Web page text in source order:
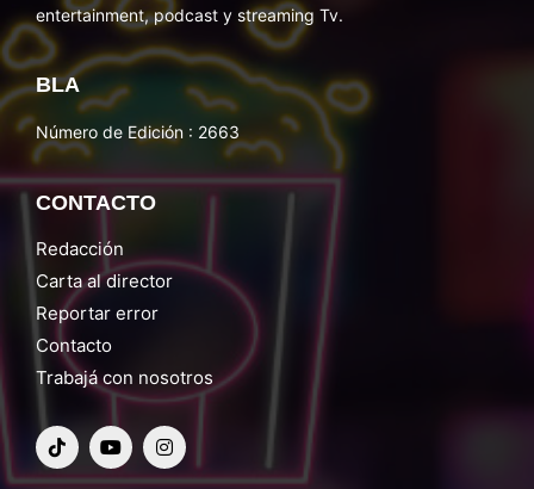
entertainment, podcast y streaming Tv.
BLA
Número de Edición : 2663
CONTACTO
Redacción
Carta al director
Reportar error
Contacto
Trabajá con nosotros